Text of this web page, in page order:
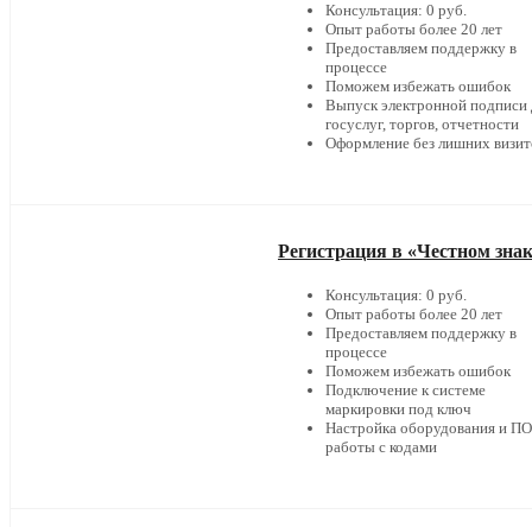
Консультация: 0 руб.
Опыт работы более 20 лет
Предоставляем поддержку в
процессе
Поможем избежать ошибок
Выпуск электронной подписи
госуслуг, торгов, отчетности
Оформление без лишних
Регистрация в «Честном
Консультация: 0 руб.
Опыт работы более 20 лет
Предоставляем поддержку в
процессе
Поможем избежать ошибок
Подключение к системе
маркировки под ключ
Настройка оборудования и
работы с кодами